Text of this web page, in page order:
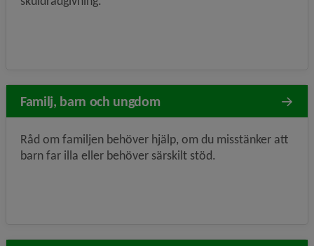
Familj, barn och ungdom
Råd om familjen behöver hjälp, om du misstänker att
barn far illa eller behöver särskilt stöd.